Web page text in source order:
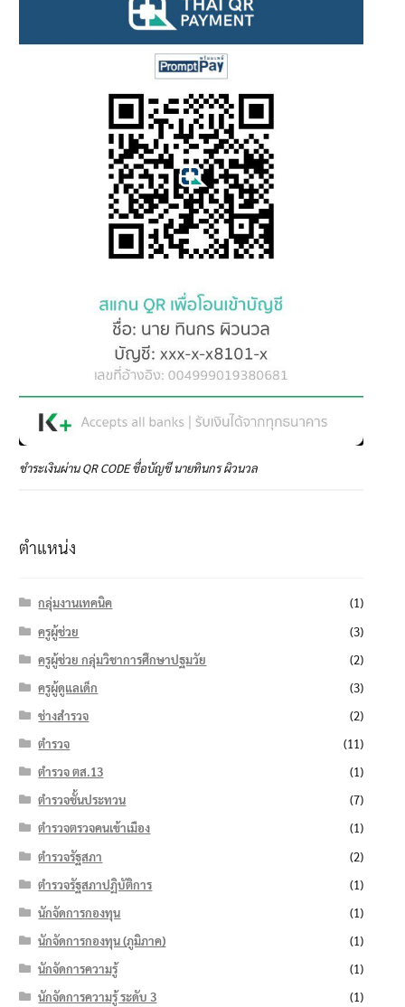
ชำระเงินผ่าน QR CODE ชื่อบัญชี นายทินกร ผิวนวล
ตำแหน่ง
กลุ่มงานเทคนิค
(1)
ครูผู้ช่วย
(3)
ครูผู้ช่วย กลุ่มวิชาการศึกษาปฐมวัย
(2)
ครูผู้ดูแลเด็ก
(3)
ช่างสำรวจ
(2)
ตำรวจ
(11)
ตำรวจ ตส.13
(1)
ตำรวจชั้นประทวน
(7)
ตำรวจตรวจคนเข้าเมือง
(1)
ตำรวจรัฐสภา
(2)
ตำรวจรัฐสภาปฏิบัติการ
(1)
นักจัดการกองทุน
(1)
นักจัดการกองทุน (ภูมิภาค)
(1)
นักจัดการความรู้
(1)
นักจัดการความรู้ ระดับ 3
(1)